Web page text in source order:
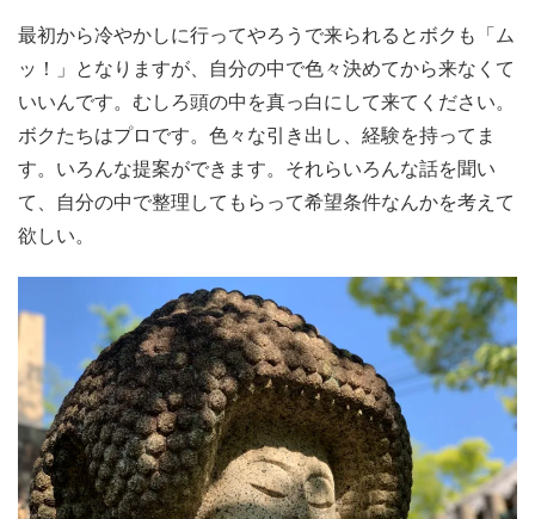
最初から冷やかしに行ってやろうで来られるとボクも「ム
ッ！」となりますが、自分の中で色々決めてから来なくて
いいんです。むしろ頭の中を真っ白にして来てください。
ボクたちはプロです。色々な引き出し、経験を持ってま
す。いろんな提案ができます。それらいろんな話を聞い
て、自分の中で整理してもらって希望条件なんかを考えて
欲しい。